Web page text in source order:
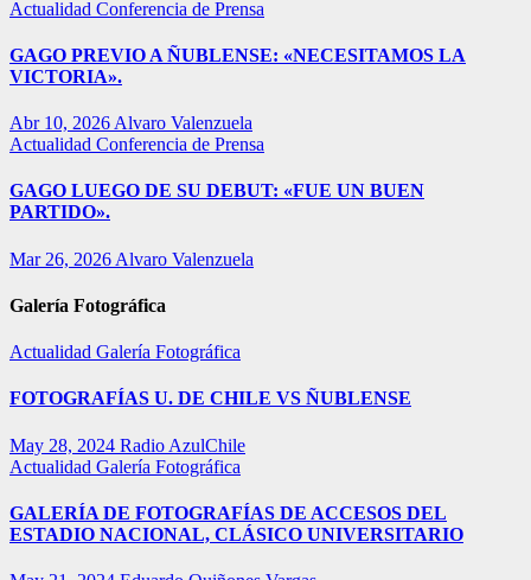
Actualidad Conferencia de Prensa
GAGO PREVIO A ÑUBLENSE: «NECESITAMOS LA
VICTORIA».
Abr 10, 2026 Alvaro Valenzuela
Actualidad Conferencia de Prensa
GAGO LUEGO DE SU DEBUT: «FUE UN BUEN
PARTIDO».
Mar 26, 2026 Alvaro Valenzuela
Galería Fotográfica
Actualidad Galería Fotográfica
FOTOGRAFÍAS U. DE CHILE VS ÑUBLENSE
May 28, 2024 Radio AzulChile
Actualidad Galería Fotográfica
GALERÍA DE FOTOGRAFÍAS DE ACCESOS DEL
ESTADIO NACIONAL, CLÁSICO UNIVERSITARIO